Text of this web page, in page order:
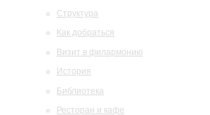
Структура
Как добраться
Визит в филармонию
История
Библиотека
Ресторан и кафе